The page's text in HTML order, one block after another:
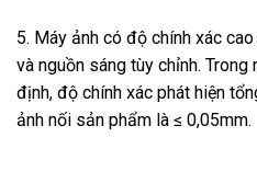
5. Máy ảnh có độ chính xác
và nguồn sáng tùy chỉnh.
định, độ chính xác phát hiện
ảnh nối sản phẩm là ≤ 0,05mm.